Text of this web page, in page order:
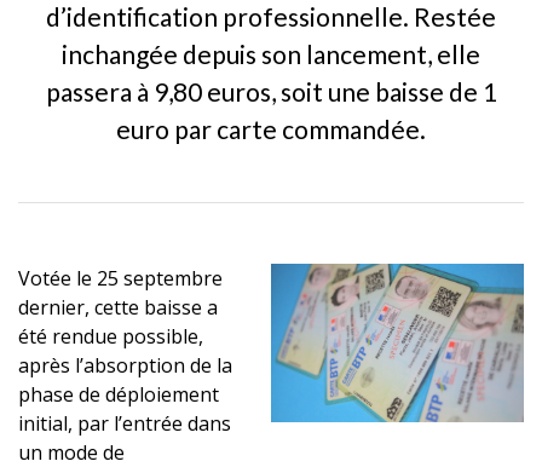
d’identification professionnelle. Restée
inchangée depuis son lancement, elle
passera à 9,80 euros, soit une baisse de 1
euro par carte commandée.
Votée le 25 septembre
dernier, cette baisse a
été rendue possible,
après l’absorption de la
phase de déploiement
initial, par l’entrée dans
un mode de